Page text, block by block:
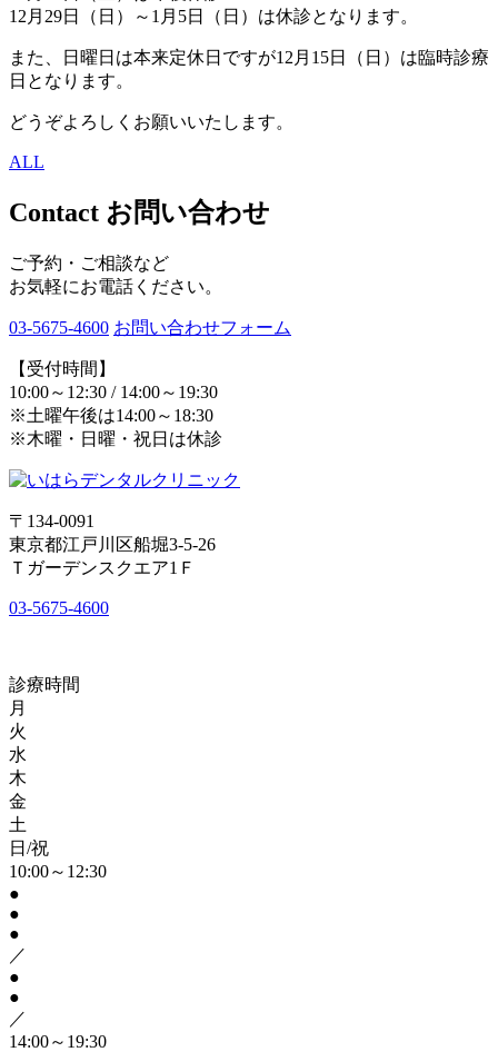
12月29日（日）～1月5日（日）は休診となります。
また、日曜日は本来定休日ですが12月15日（日）は臨時診療
日となります。
どうぞよろしくお願いいたします。
ALL
Contact お問い合わせ
ご予約・ご相談など
お気軽にお電話ください。
03-5675-4600 お問い合わせフォーム
【受付時間】
10:00～12:30 / 14:00～19:30
※土曜午後は14:00～18:30
※木曜・日曜・祝日は休診
〒134-0091
東京都江戸川区船堀3-5-26
Ｔガーデンスクエア1Ｆ
03-5675-4600
診療時間
月
火
水
木
金
土
日/祝
10:00～12:30
●
●
●
／
●
●
／
14:00～19:30